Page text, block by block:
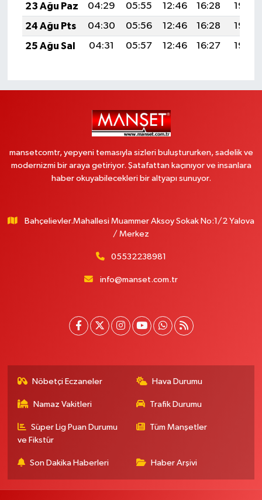
23 Ağu Paz
04:29 05:55 12:46 16:28
19:28
24 Ağu Pts
04:30 05:56 12:46 16:28
19:27
25 Ağu Sal
04:31 05:57 12:46 16:27 19:25
mansetcomtr, yepyeni temasıyla sizleri buluştururken, sadelik ve
modernizmi bir araya getiriyor. Şatafattan kaçınıyor ve insanlara
haber okuyabilecekleri bir altyapı sunuyor.
Bahçelievler.Mahallesi Muammer Aksoy Sokak No:1/2 Yalova
/ Merkez
05532238981
info@manset.com.tr
Nöbetçi Eczaneler Hava Durumu
Namaz Vakitleri Trafik Durumu
Süper Lig Puan Durumu
ve Fikstür
Tüm Manşetler
Son Dakika Haberleri Haber Arşivi